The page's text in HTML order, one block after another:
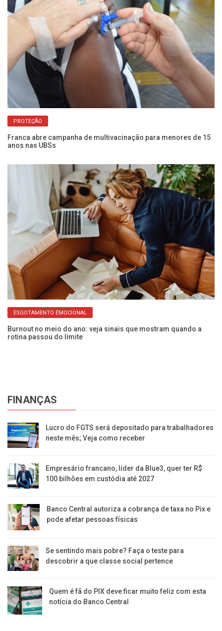
PROTEÇÃO
Franca abre campanha de multivacinação para menores de 15
anos nas UBSs
ESGOTAMENTO EMOCIONAL
Burnout no meio do ano: veja sinais que mostram quando a
rotina passou do limite
FINANÇAS
Lucro do FGTS será depositado para trabalhadores
neste mês; Veja como receber
Empresário francano, líder da Blue3, quer ter R$
100 bilhões em custódia até 2027
Banco Central autoriza a cobrança de taxa no Pix e
pode afetar pessoas físicas
Se sentindo mais pobre? Faça o teste para
descobrir a que classe social pertence
Quem é fã do PIX deve ficar muito feliz com esta
notícia do Banco Central